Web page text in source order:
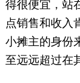
得很便宜，站
点销售和收入
小摊主的身份
至远远超过在